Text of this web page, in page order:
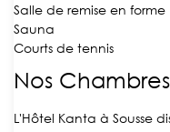
Salle de remise en forme
Sauna
Courts de tennis
Nos Chambres
L'Hôtel Kanta à Sousse